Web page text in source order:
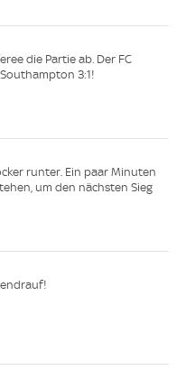
die Partie ab. Der FC
3:1!
runter. Ein paar Minuten
um den nächsten Sieg